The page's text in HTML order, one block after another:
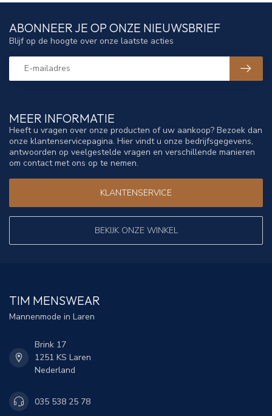
MEER INFORMATIE
Heeft u vragen over onze producten of uw aankoop? Bezoek dan
onze klantenservicepagina. Hier vindt u onze bedrijfsgegevens,
antwoorden op veelgestelde vragen en verschillende manieren
om contact met ons op te nemen.
KLANTENSERVICE
BEKIJK ONZE WINKEL
ABONNEER JE OP ONZE NIEUWSBRIEF
Blijf op de hoogte over onze laatste acties
TIM MENSWEAR
Mannenmode in Laren
Brink 17
1251 KS Laren
Nederland
035 538 25 78